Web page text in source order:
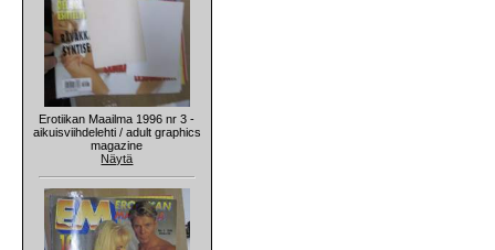
Erotiikan Maailma 1996 nr 3 -
aikuisviihdelehti / adult graphics
magazine
Näytä